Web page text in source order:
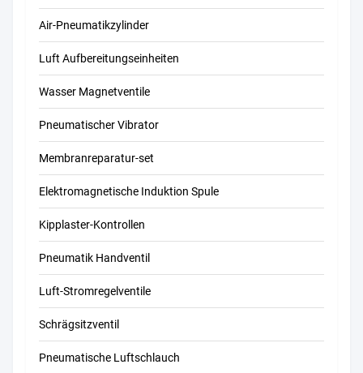
Air-Pneumatikzylinder
Luft Aufbereitungseinheiten
Wasser Magnetventile
Pneumatischer Vibrator
Membranreparatur-set
Elektromagnetische Induktion Spule
Kipplaster-Kontrollen
Pneumatik Handventil
Luft-Stromregelventile
Schrägsitzventil
Pneumatische Luftschlauch